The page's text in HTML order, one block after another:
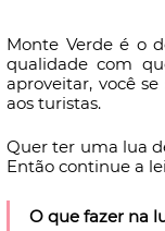
Monte Verde é o
qualidade com
aproveitar, você
aos turistas.
Quer ter uma lua
Então continue a
O que fazer na